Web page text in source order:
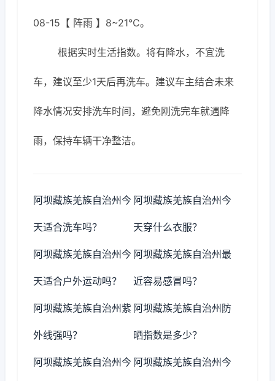
08-15【 阵雨 】8~21℃。
根据实时生活指数。将有降水，不宜洗
车，建议至少1天后再洗车。建议车主结合未来
降水情况安排洗车时间，避免刚洗完车就遇降
雨，保持车辆干净整洁。
阿坝藏族羌族自治州今
天适合洗车吗？
阿坝藏族羌族自治州今
天穿什么衣服？
阿坝藏族羌族自治州今
天适合户外运动吗？
阿坝藏族羌族自治州最
近容易感冒吗？
阿坝藏族羌族自治州紫
外线强吗？
阿坝藏族羌族自治州防
晒指数是多少？
阿坝藏族羌族自治州今 阿坝藏族羌族自治州今